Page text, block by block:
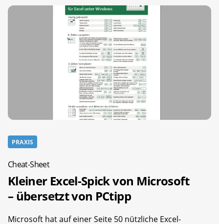
PRAXIS
Cheat-Sheet
Kleiner Excel-Spick von Microsoft
– übersetzt von PCtipp
Microsoft hat auf einer Seite 50 nützliche Excel-